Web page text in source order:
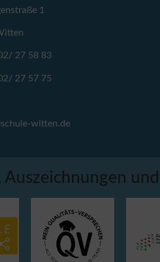
1
27 58 83
27 57 75
witten.de
Auszeichnungen